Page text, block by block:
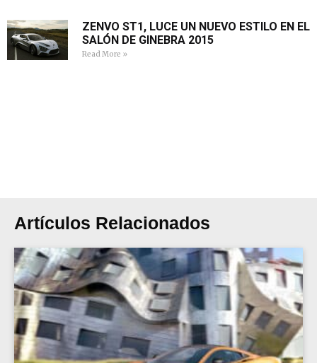
ZENVO ST1, LUCE UN NUEVO ESTILO EN EL
SALÓN DE GINEBRA 2015
Read More »
Artículos Relacionados